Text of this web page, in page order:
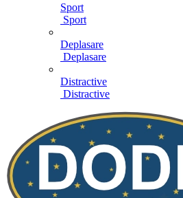
Sport
Sport
Deplasare
Deplasare
Distractive
Distractive